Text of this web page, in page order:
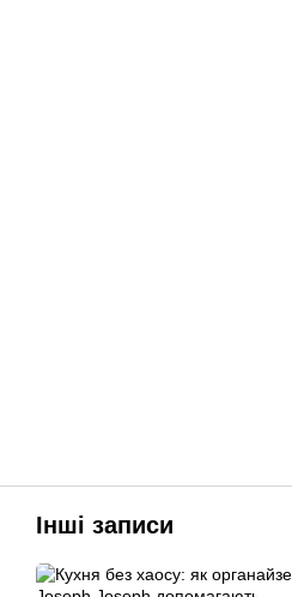
Інші записи